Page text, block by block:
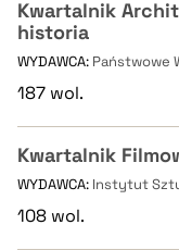
Kwartalnik
historia
WYDAWCA: Państwowe
187 wol.
Kwartalnik
WYDAWCA: Instytut
108 wol.